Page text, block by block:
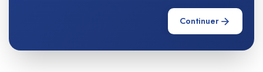
Continuer